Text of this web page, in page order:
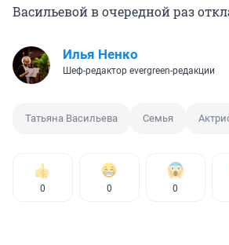
Васильевой в очередной раз
Илья Ненко
Шеф-редактор evergreen-редакции
Татьяна Васильева Семья
0 0 0